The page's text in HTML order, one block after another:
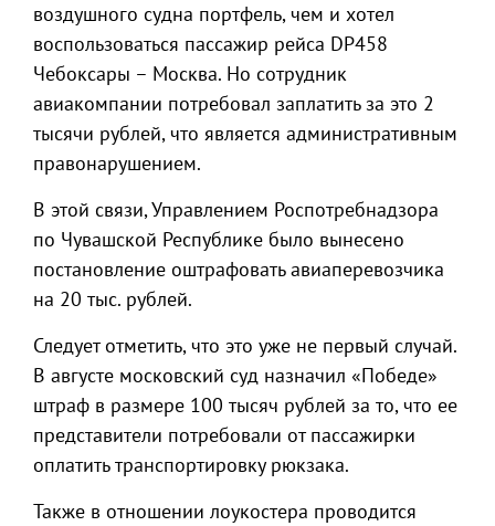
воздушного судна портфель, чем и хотел
воспользоваться пассажир рейса DP458
Чебоксары – Москва. Но сотрудник
авиакомпании потребовал заплатить за это 2
тысячи рублей, что является административным
правонарушением.
В этой связи, Управлением Роспотребнадзора
по Чувашской Республике было вынесено
постановление оштрафовать авиаперевозчика
на 20 тыс. рублей.
Следует отметить, что это уже не первый случай.
В августе московский суд назначил «Победе»
штраф в размере 100 тысяч рублей за то, что ее
представители потребовали от пассажирки
оплатить транспортировку рюкзака.
Также в отношении лоукостера проводится